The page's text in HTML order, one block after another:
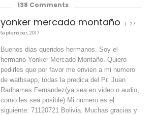
138 Comments
yonker mercado montaño
27
September, 2017
Buenos dias queridos hermanos. Soy el
hermano Yonker Mercado Montaño. Quiero
pedirles que por favor me envien a mi numero
de wathsapp, todas la predica del Pr. Juan
Radhames Fernandez(ya sea en video o audio,
como les sea posible) Mi numero es el
siguiente: 71120721 Bolivia. Muchas gracias y